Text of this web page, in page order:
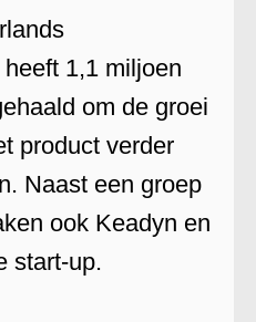
1,1 miljoen
om de groei
product verder
Naast een groep
ook Keadyn en
start-up.